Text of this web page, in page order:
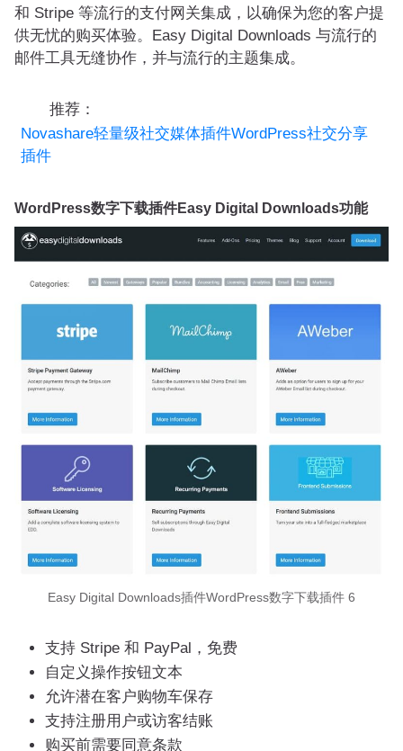
和 Stripe 等流行的支付网关集成，以确保为您的客户提
供无忧的购买体验。Easy Digital Downloads 与流行的
邮件工具无缝协作，并与流行的主题集成。
推荐：
Novashare轻量级社交媒体插件WordPress社交分享
插件
WordPress数字下载插件Easy Digital Downloads功能
Easy Digital Downloads插件WordPress数字下载插件 6
支持 Stripe 和 PayPal，免费
自定义操作按钮文本
允许潜在客户购物车保存
支持注册用户或访客结账
购买前需要同意条款